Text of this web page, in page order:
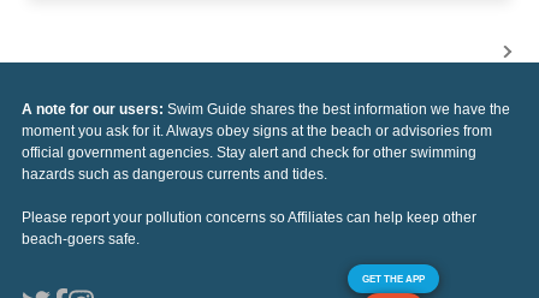
A note for our users: Swim Guide shares the best information we have the
moment you ask for it. Always obey signs at the beach or advisories from
official government agencies. Stay alert and check for other swimming
hazards such as dangerous currents and tides.
Please report your pollution concerns so Affiliates can help keep other
beach-goers safe.
GET THE APP